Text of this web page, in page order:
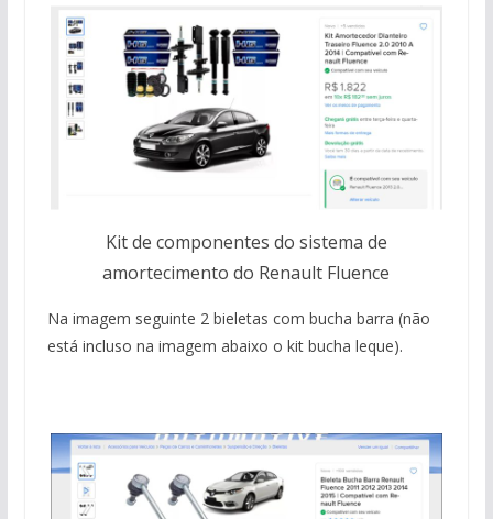
Kit de componentes do sistema de
amortecimento do Renault Fluence
Na imagem seguinte 2 bieletas com bucha barra (não
está incluso na imagem abaixo o kit bucha leque).